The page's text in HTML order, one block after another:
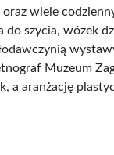
oraz wiele
do szycia, wózek
Muzeum
a aranżację